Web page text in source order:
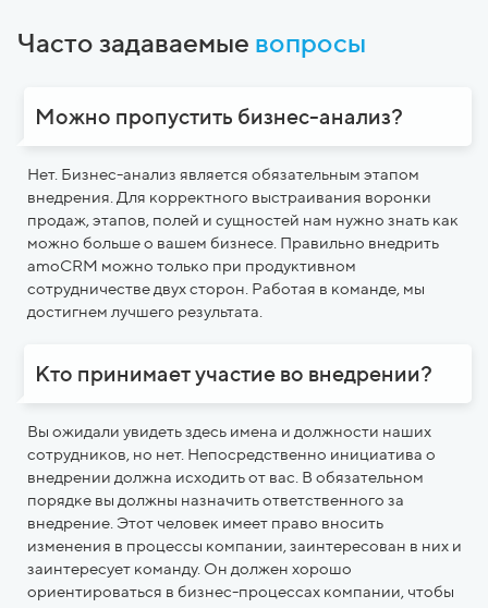
Часто задаваемые вопросы
Можно пропустить бизнес-анализ?
Нет. Бизнес-анализ является обязательным этапом
внедрения. Для корректного выстраивания воронки
продаж, этапов, полей и сущностей нам нужно знать как
можно больше о вашем бизнесе. Правильно внедрить
amoCRM можно только при продуктивном
сотрудничестве двух сторон. Работая в команде, мы
достигнем лучшего результата.
Кто принимает участие во внедрении?
Вы ожидали увидеть здесь имена и должности наших
сотрудников, но нет. Непосредственно инициатива о
внедрении должна исходить от вас. В обязательном
порядке вы должны назначить ответственного за
внедрение. Этот человек имеет право вносить
изменения в процессы компании, заинтересован в них и
заинтересует команду. Он должен хорошо
ориентироваться в бизнес-процессах компании, чтобы